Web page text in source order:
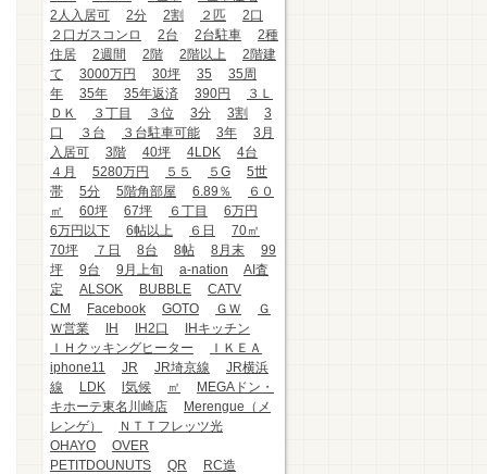
2人入居可
2分 2割 ２匹
2口
２口ガスコンロ
2台 2台駐車
2種
住居
2週間 2階 2階以上
2階建
て
3000万円 30坪 35
35周
年
35年 35年返済 390円
３Ｌ
ＤＫ
３丁目 ３位 3分 3割
3
口
３台 ３台駐車可能 3年
3月
入居可
3階 40坪 4LDK
4台
４月
5280万円 ５５ ５G
5世
帯
5分 5階角部屋 6.89％
６０
㎡
60坪 67坪 ６丁目
6万円
6万円以下
6帖以上 ６日
70㎡
70坪
７日 8台 8帖 8月末
99
坪
9台 9月上旬 a-nation
AI査
定
ALSOK BUBBLE
CATV
CM
Facebook GOTO ＧＷ
Ｇ
Ｗ営業
IH IH2口
IHキッチン
ＩＨクッキングヒーター
ＩＫＥＡ
iphone11
JR JR埼京線
JR横浜
線
LDK l気候 ㎡
MEGAドン・
キホーテ東名川崎店
Merengue（メ
レンゲ）
ＮＴＴフレッツ光
OHAYO
OVER
PETITDOUNUTS
QR
RC造